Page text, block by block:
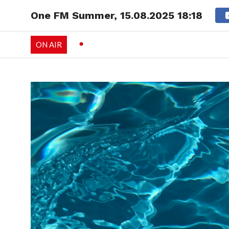
RADIO
One FM Summer, 15.08.2025 18:18
ON AIR